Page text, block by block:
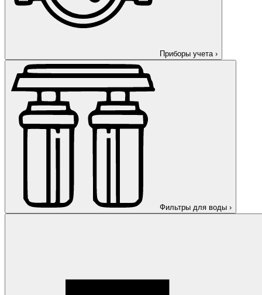
Приборы учета ›
Фильтры для воды ›